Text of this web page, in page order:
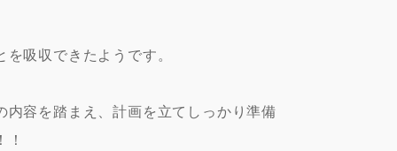
吸収できたようです。
容を踏まえ、計画を立てしっかり準備